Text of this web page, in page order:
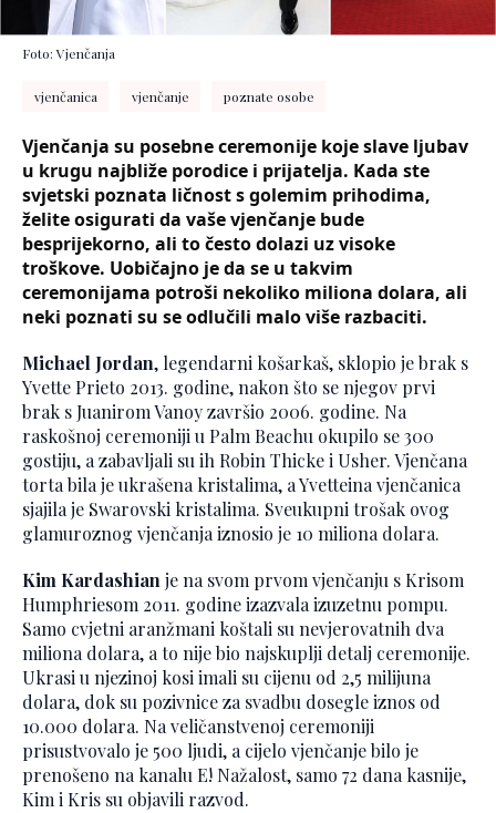
Foto: Vjenčanja
vjenčanica vjenčanje poznate osobe
Vjenčanja su posebne ceremonije koje slave ljubav
u krugu najbliže porodice i prijatelja. Kada ste
svjetski poznata ličnost s golemim prihodima,
želite osigurati da vaše vjenčanje bude
besprijekorno, ali to često dolazi uz visoke
troškove. Uobičajno je da se u takvim
ceremonijama potroši nekoliko miliona dolara, ali
neki poznati su se odlučili malo više razbaciti.
Michael Jordan, legendarni košarkaš, sklopio je brak s
Yvette Prieto 2013. godine, nakon što se njegov prvi
brak s Juanirom Vanoy završio 2006. godine. Na
raskošnoj ceremoniji u Palm Beachu okupilo se 300
gostiju, a zabavljali su ih Robin Thicke i Usher. Vjenčana
torta bila je ukrašena kristalima, a Yvetteina vjenčanica
sjajila je Swarovski kristalima. Sveukupni trošak ovog
glamuroznog vjenčanja iznosio je 10 miliona dolara.
Kim Kardashianje na svom prvom vjenčanju s Krisom
Humphriesom 2011. godine izazvala izuzetnu pompu.
Samo cvjetni aranžmani koštali su nevjerovatnih dva
miliona dolara, a to nije bio najskuplji detalj ceremonije.
Ukrasi u njezinoj kosi imali su cijenu od 2,5 milijuna
dolara, dok su pozivnice za svadbu dosegle iznos od
10.000 dolara. Na veličanstvenoj ceremoniji
prisustvovalo je 500 ljudi, a cijelo vjenčanje bilo je
prenošeno na kanalu E! Nažalost, samo 72 dana kasnije,
Kim i Kris su objavili razvod.